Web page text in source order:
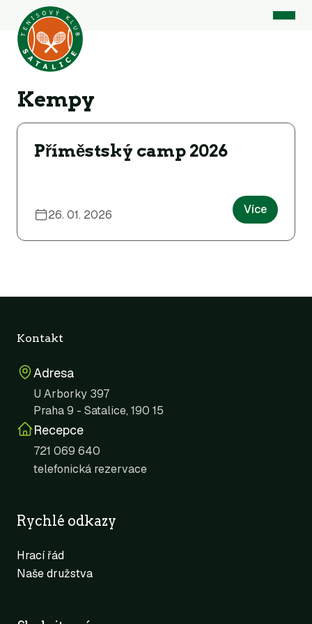
Kempy
Příměstský camp 2026
26. 01. 2026 Více
Kontakt
Adresa
U Arborky 397
Praha 9 - Satalice, 190 15
Recepce
721 069 640
telefonická rezervace
Rychlé odkazy
Hrací řád
Naše družstva